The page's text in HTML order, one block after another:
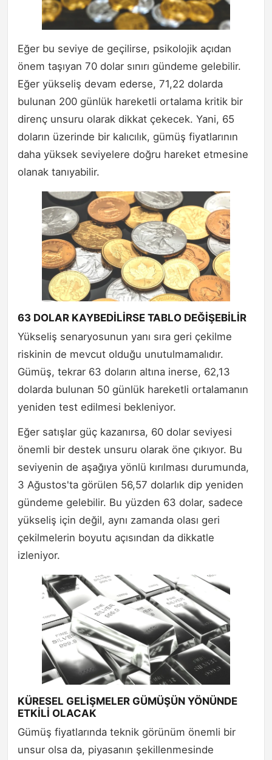
Eğer bu seviye de geçilirse, psikolojik açıdan
önem taşıyan 70 dolar sınırı gündeme gelebilir.
Eğer yükseliş devam ederse, 71,22 dolarda
bulunan 200 günlük hareketli ortalama kritik bir
direnç unsuru olarak dikkat çekecek. Yani, 65
doların üzerinde bir kalıcılık, gümüş fiyatlarının
daha yüksek seviyelere doğru hareket etmesine
olanak tanıyabilir.
63 DOLAR KAYBEDİLİRSE TABLO DEĞİŞEBİLİR
Yükseliş senaryosunun yanı sıra geri çekilme
riskinin de mevcut olduğu unutulmamalıdır.
Gümüş, tekrar 63 doların altına inerse, 62,13
dolarda bulunan 50 günlük hareketli ortalamanın
yeniden test edilmesi bekleniyor.
Eğer satışlar güç kazanırsa, 60 dolar seviyesi
önemli bir destek unsuru olarak öne çıkıyor. Bu
seviyenin de aşağıya yönlü kırılması durumunda,
3 Ağustos'ta görülen 56,57 dolarlık dip yeniden
gündeme gelebilir. Bu yüzden 63 dolar, sadece
yükseliş için değil, aynı zamanda olası geri
çekilmelerin boyutu açısından da dikkatle
izleniyor.
KÜRESEL GELİŞMELER GÜMÜŞÜN YÖNÜNDE
ETKİLİ OLACAK
Gümüş fiyatlarında teknik görünüm önemli bir
unsur olsa da, piyasanın şekillenmesinde